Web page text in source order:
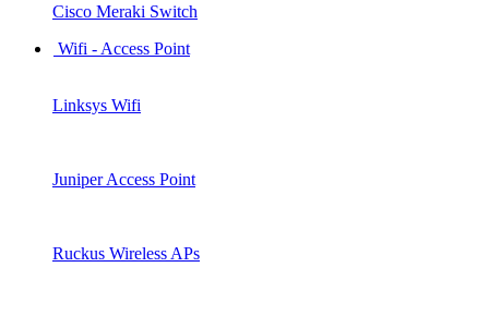
Cisco Meraki Switch
Wifi - Access Point
Linksys Wifi
Juniper Access Point
Ruckus Wireless APs